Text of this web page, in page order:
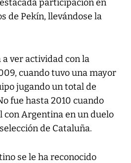
participación en
de Pekín, llevándose la
a ver actividad con la
cuando tuvo una mayor
jugando un total de
fue hasta 2010 cuando
con Argentina en un duelo
de Cataluña.
se le ha reconocido